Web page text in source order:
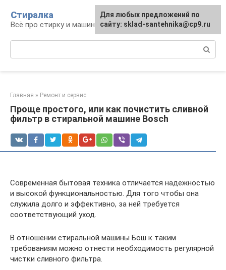
контенту
Стиралка
Всё про стирку и машинки
Главная » Ремонт и сервис
Проще простого, или как почистить сливной
фильтр в стиральной машине Bosch
Современная бытовая техника отличается надежностью
и высокой функциональностью. Для того чтобы она
служила долго и эффективно, за ней требуется
соответствующий уход.
В отношении стиральной машины Бош к таким
требованиям можно отнести необходимость регулярной
чистки сливного фильтра.
Для любых предложений по
сайту: sklad-santehnika@cp9.ru